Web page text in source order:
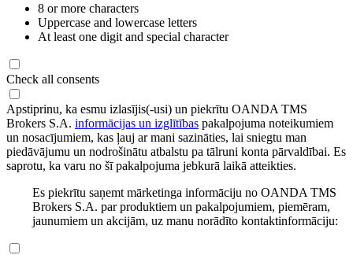
8 or more characters
Uppercase and lowercase letters
At least one digit and special character
Check all consents
Apstiprinu, ka esmu izlasījis(-usi) un piekrītu OANDA TMS
Brokers S.A. informācijas un izglītības pakalpojuma noteikumiem
un nosacījumiem, kas ļauj ar mani sazināties, lai sniegtu man
piedāvājumu un nodrošinātu atbalstu pa tālruni konta pārvaldībai. Es
saprotu, ka varu no šī pakalpojuma jebkurā laikā atteikties.
Es piekrītu saņemt mārketinga informāciju no OANDA TMS
Brokers S.A. par produktiem un pakalpojumiem, piemēram,
jaunumiem un akcijām, uz manu norādīto kontaktinformāciju: